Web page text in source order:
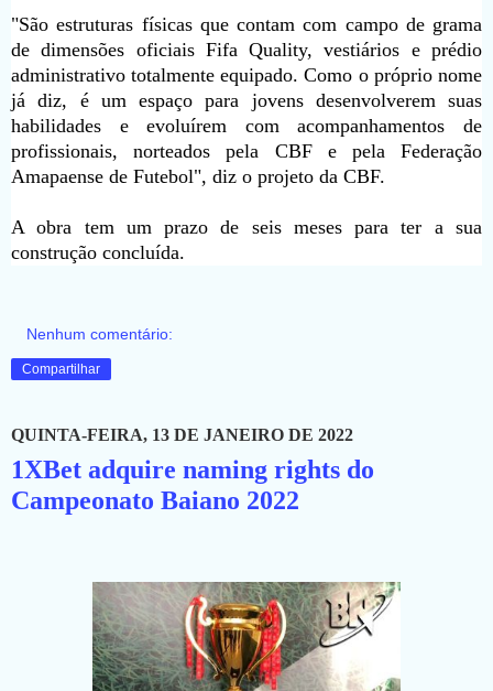
"São estruturas físicas que contam com campo de grama
de dimensões oficiais Fifa Quality, vestiários e prédio
administrativo totalmente equipado. Como o próprio nome
já diz, é um espaço para jovens desenvolverem suas
habilidades e evoluírem com acompanhamentos de
profissionais, norteados pela CBF e pela Federação
Amapaense de Futebol", diz o projeto da CBF.
A obra tem um prazo de seis meses para ter a sua
construção concluída.
Nenhum comentário:
Compartilhar
QUINTA-FEIRA, 13 DE JANEIRO DE 2022
1XBet adquire naming rights do
Campeonato Baiano 2022